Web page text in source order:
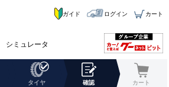
シミュレータ
ガイド ログイン カート
タイヤ 確認 カート